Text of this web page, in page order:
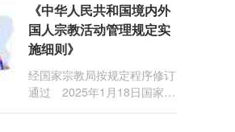
《中华人民共和国境内外
国人宗教活动管理规定实
施细则》
经国家宗教局按规定程序修订
通过 2025年1月18日国家宗